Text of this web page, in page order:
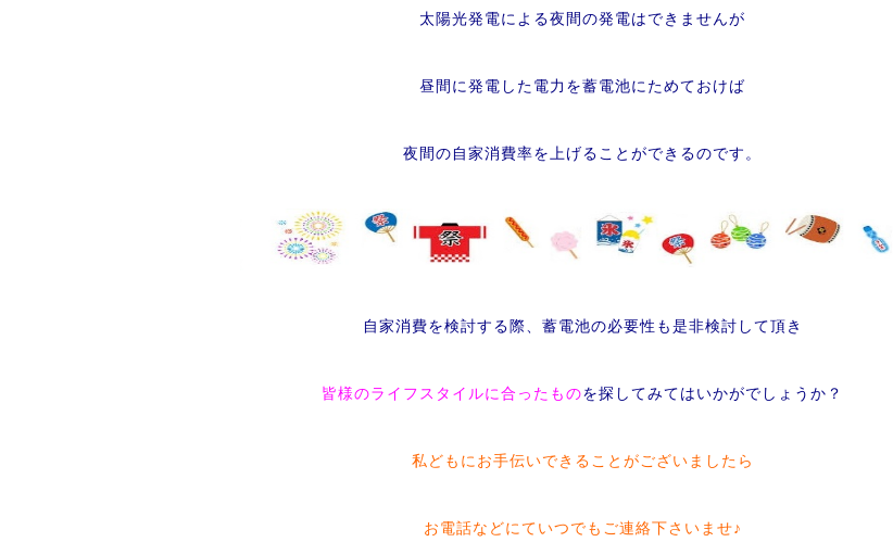
太陽光発電による夜間の発電はできませんが
昼間に発電した電力を蓄電池にためておけば
夜間の自家消費率を上げることができるのです。
自家消費を検討する際、蓄電池の必要性も是非検討して頂き
皆様のライフスタイルに合ったものを探してみてはいかがでしょうか？
私どもにお手伝いできることがございましたら
お電話などにていつでもご連絡下さいませ♪